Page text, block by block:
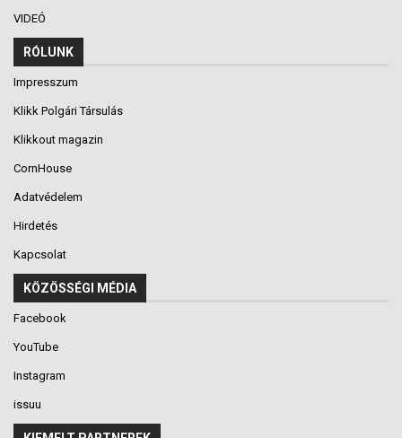
VIDEÓ
RÓLUNK
Impresszum
Klikk Polgári Társulás
Klikkout magazin
CornHouse
Adatvédelem
Hirdetés
Kapcsolat
KÖZÖSSÉGI MÉDIA
Facebook
YouTube
Instagram
issuu